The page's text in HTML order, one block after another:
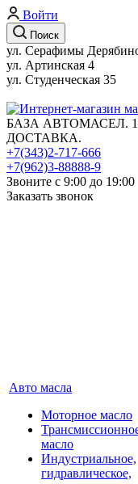
Войти
Поиск
ул. Серафимы
ул. Артинская 4
ул. Студенческая 35
БАЗА АВТОМАСЕЛ.
ДОСТАВКА.
+7(343)2-717-666
+7(962)3-88888-9
Звоните с 9:00 до 19:00
Заказать звонок
Авто масла
Моторное масло
масло
Индустриальное,
гидравлическое,